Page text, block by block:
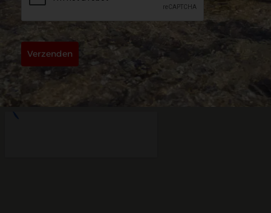
Verzenden